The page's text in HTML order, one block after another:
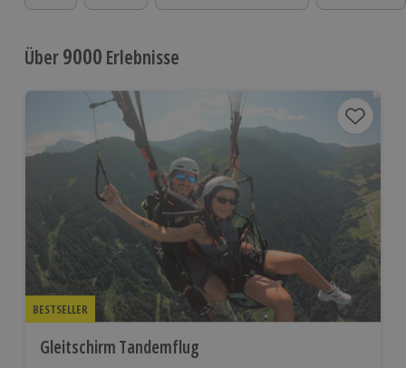
Über9000 Erlebnisse
BESTSELLER
Gleitschirm Tandemflug